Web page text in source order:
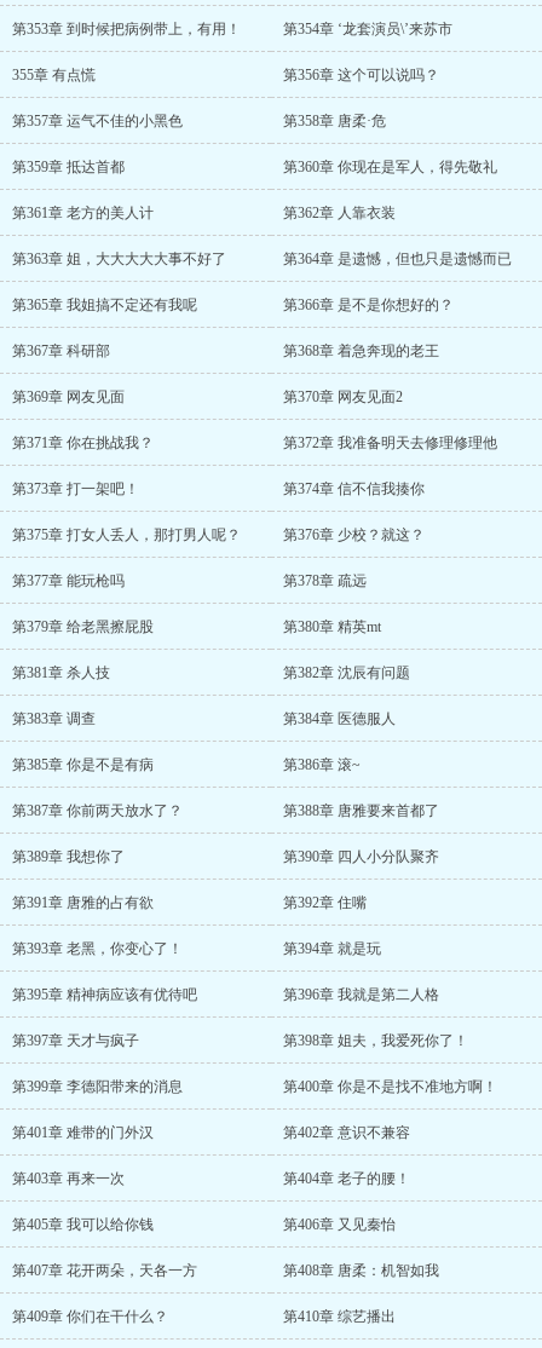
第353章 到时候把病例带上，有用！ 第354章 ‘龙套演员\’来苏市
355章 有点慌 第356章 这个可以说吗？
第357章 运气不佳的小黑色 第358章 唐柔·危
第359章 抵达首都 第360章 你现在是军人，得先敬礼
第361章 老方的美人计 第362章 人靠衣装
第363章 姐，大大大大大事不好了 第364章 是遗憾，但也只是遗憾而已
第365章 我姐搞不定还有我呢 第366章 是不是你想好的？
第367章 科研部 第368章 着急奔现的老王
第369章 网友见面 第370章 网友见面2
第371章 你在挑战我？ 第372章 我准备明天去修理修理他
第373章 打一架吧！ 第374章 信不信我揍你
第375章 打女人丢人，那打男人呢？ 第376章 少校？就这？
第377章 能玩枪吗 第378章 疏远
第379章 给老黑擦屁股 第380章 精英mt
第381章 杀人技 第382章 沈辰有问题
第383章 调查 第384章 医德服人
第385章 你是不是有病 第386章 滚~
第387章 你前两天放水了？ 第388章 唐雅要来首都了
第389章 我想你了 第390章 四人小分队聚齐
第391章 唐雅的占有欲 第392章 住嘴
第393章 老黑，你变心了！ 第394章 就是玩
第395章 精神病应该有优待吧 第396章 我就是第二人格
第397章 天才与疯子 第398章 姐夫，我爱死你了！
第399章 李德阳带来的消息 第400章 你是不是找不准地方啊！
第401章 难带的门外汉 第402章 意识不兼容
第403章 再来一次 第404章 老子的腰！
第405章 我可以给你钱 第406章 又见秦怡
第407章 花开两朵，天各一方 第408章 唐柔：机智如我
第409章 你们在干什么？ 第410章 综艺播出